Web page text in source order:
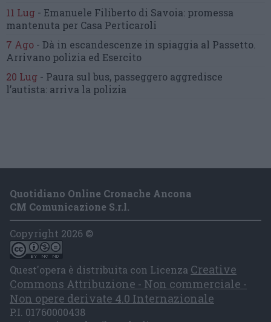
11 Lug - Emanuele Filiberto di Savoia: promessa
mantenuta per Casa Perticaroli
7 Ago - Dà in escandescenze in spiaggia al Passetto.
Arrivano polizia ed Esercito
20 Lug - Paura sul bus, passeggero aggredisce
l’autista: arriva la polizia
Quotidiano Online Cronache Ancona
CM Comunicazione S.r.l.
Copyright 2026 ©
Quest'opera è distribuita con Licenza Creative
Commons Attribuzione - Non commerciale -
Non opere derivate 4.0 Internazionale
P.I. 01760000438